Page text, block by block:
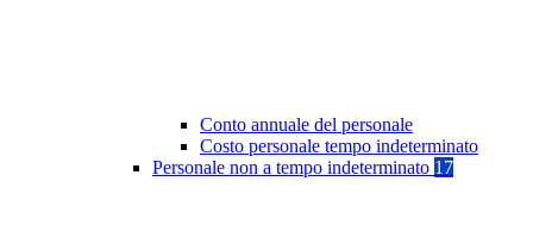
Conto annuale del personale
Costo personale tempo indeterminato
Personale non a tempo indeterminato 17